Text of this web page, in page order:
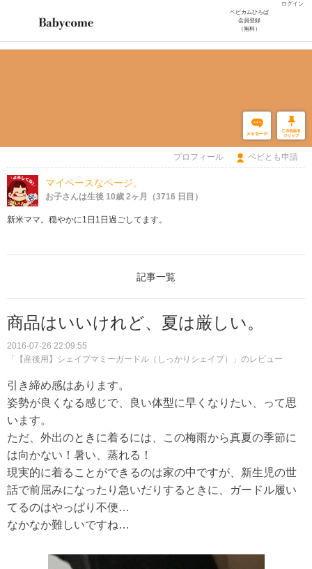
ログイン
ベビカムひろば
会員登録
（無料）
プロフィール ベビとも申請
マイペースなページ。
お子さんは生後 10歳 2ヶ月（3716 日目）
新米ママ。穏やかに1日1日過ごしてます。
記事一覧
商品はいいけれど、夏は厳しい。
2016-07-26 22:09:55
「【産後用】シェイプマミーガードル（しっかりシェイプ）」のレビュー
引き締め感はあります。
姿勢が良くなる感じで、良い体型に早くなりたい、って思
います。
ただ、外出のときに着るには、この梅雨から真夏の季節に
は向かない！暑い、蒸れる！
現実的に着ることができるのは家の中ですが、新生児の世
話で前屈みになったり急いだりするときに、ガードル履い
てるのはやっぱり不便…
なかなか難しいですね…